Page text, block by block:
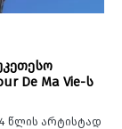
De Ma Vie-ს
წლის არტისტად